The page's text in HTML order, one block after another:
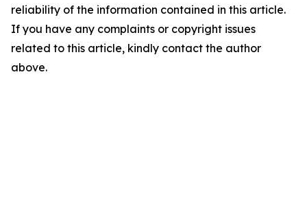
reliability of the information contained in this article.
If you have any complaints or copyright issues
related to this article, kindly contact the author
above.